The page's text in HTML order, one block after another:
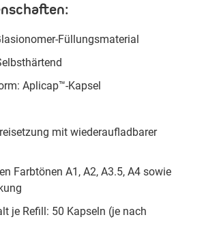
Füllungsmaterial
Aplicap™-Kapsel
mit wiederaufladbarer
Farbtönen A1, A2, A3.5, A4 sowie
je Refill: 50 Kapseln (je nach